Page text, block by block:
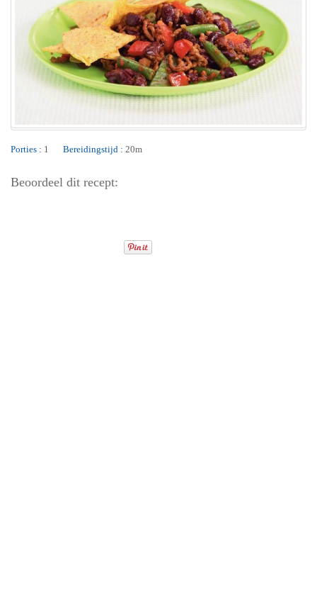
Porties : 1 Bereidingstijd : 20m
Beoordeel dit recept: